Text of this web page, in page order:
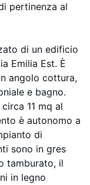
pertinenza al
di un edificio
Emilia Est. È
angolo cottura,
e bagno.
11 mq al
è autonomo a
di
sono in gres
tamburato, il
in legno